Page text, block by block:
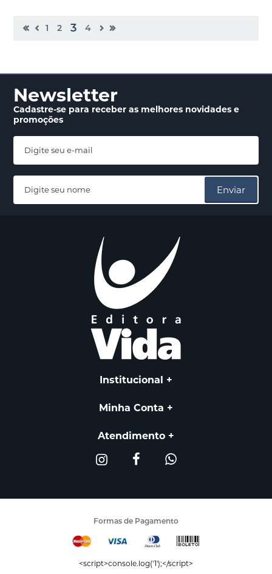
1 2 3 4
Newsletter
Cadastre-se para receberas melhores novidadese
promoções
Enviar
Institucional
Minha Conta
Atendimento
Formas de Pagamento
<script>console.log('1');</script>